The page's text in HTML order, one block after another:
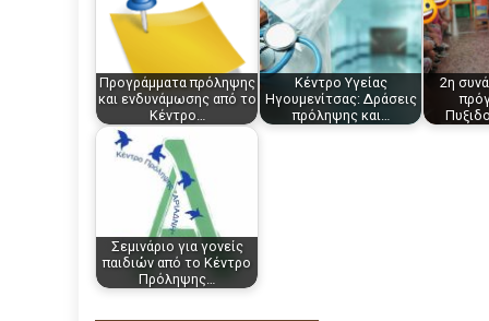
Προγράμματα πρόληψης
και ενδυνάμωσης από το
Κέντρο…
Κέντρο Υγείας
Ηγουμενίτσας: Δράσεις
πρόληψης και…
2η
Σεμινάριο για γονείς
παιδιών από το Κέντρο
Πρόληψης…